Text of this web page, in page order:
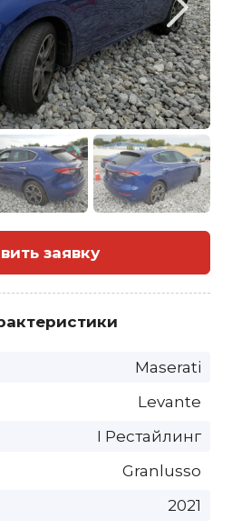
Maserati
Levante
I Рестайлинг
Granlusso
2021
заявку